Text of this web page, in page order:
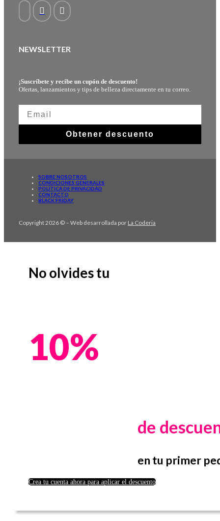
NEWSLETTER
¡Suscríbete y recibe un cupón de descuento!
Ofertas, lanzamientos y tips de belleza directamente en tu correo.
Obtener descuento
SOBRE NOSOTROS
CONDICIONES GENERALES
POLÍTICA DE PRIVACIDAD
CONTACTO
BLACK FRIDAY
Copyright 2026 © – Web desarrollada por La Coderia
No olvides tu
10%
de
en tu primer
Crea tu cuenta ahora para aplicar el descuento